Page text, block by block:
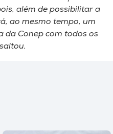
além de possibilitar a
ao mesmo tempo, um
da Conep com todos os